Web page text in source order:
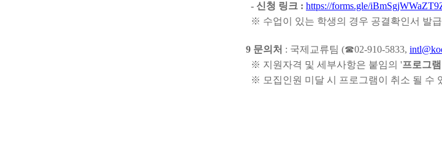
- 신청 링크 : https://forms.gle/
※ 수업이 있는 학생의 경우 공결확인서 발
9 문의처 : 국제교류팀 (☎02-910-5833,
※ 지원자격 및 세부사항은 붙임의 '프로그
※ 모집인원 미달 시 프로그램이 취소 될 수